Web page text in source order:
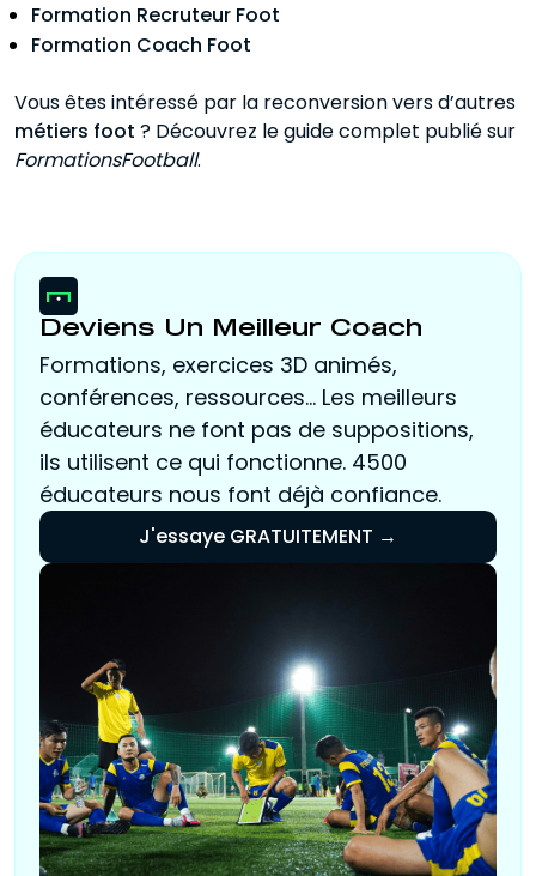
Formation Recruteur Foot
Formation Coach Foot
Vous êtes intéressé par la reconversion vers d’autres
métiers foot ? Découvrez le guide complet publié sur
FormationsFootball.
Deviens Un Meilleur Coach
Formations, exercices 3D animés,
conférences, ressources... Les meilleurs
éducateurs ne font pas de suppositions,
ils utilisent ce qui fonctionne. 4500
éducateurs nous font déjà confiance.
J'essaye GRATUITEMENT →